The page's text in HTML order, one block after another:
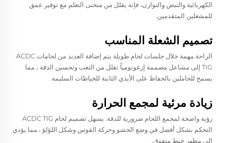
الكهربائية والنبض والتوازن، فإنه يقلل من منحنى التعلم مع توفير عمق
للمشغلين المتقدمين.
تصميم الشعلة المناسب
الراحة مهمة خلال جلسات لحام طويلة يتم إضافة العديد من لحامات ACDC
TIG إلى مشاعل مصممة إرغونومياً تقلل من التعب وتحسين الدقة ، مما
يسمح للحاملين بالحفاظ على الأيدي الثابتة للخياطات السليمة.
زيادة مرئية لمجمع الحرارة
رؤية واضحة لمجمع اللحام ضرورية للدقة. يسهل تصميم لحام ACDC TIG
التحكم بشكل أفضل في وضع الحشو وحركة القوس وشكل اللؤلؤ ، مما يؤدي
إلى مظهر خيط متفوق.